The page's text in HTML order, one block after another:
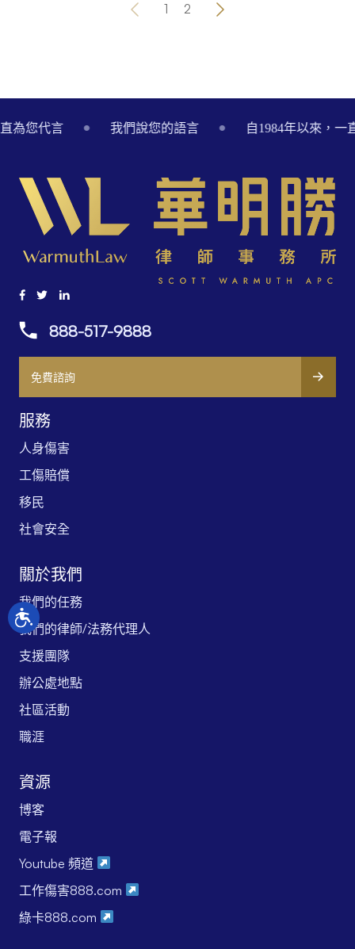
1 2
為您代言 我們說您的語言 自1984年以來，一
服務
人身傷害
工傷賠償
移民
社會安全
關於我們
我們的任務
我們的律師/法務代理人
支援團隊
辦公處地點
社區活動
職涯
資源
博客
電子報
Youtube 頻道
工作傷害888.com
綠卡888.com
888-517-9888
免費諮詢